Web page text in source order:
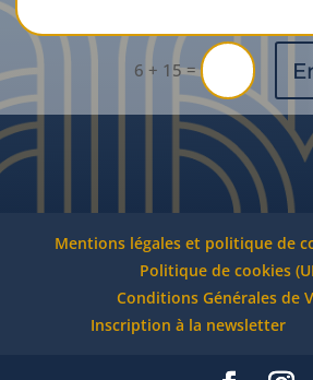
6 + 15=
Mentions légales et politique de
Politique de cookies
Conditions Générales de
Inscription à la newsletter